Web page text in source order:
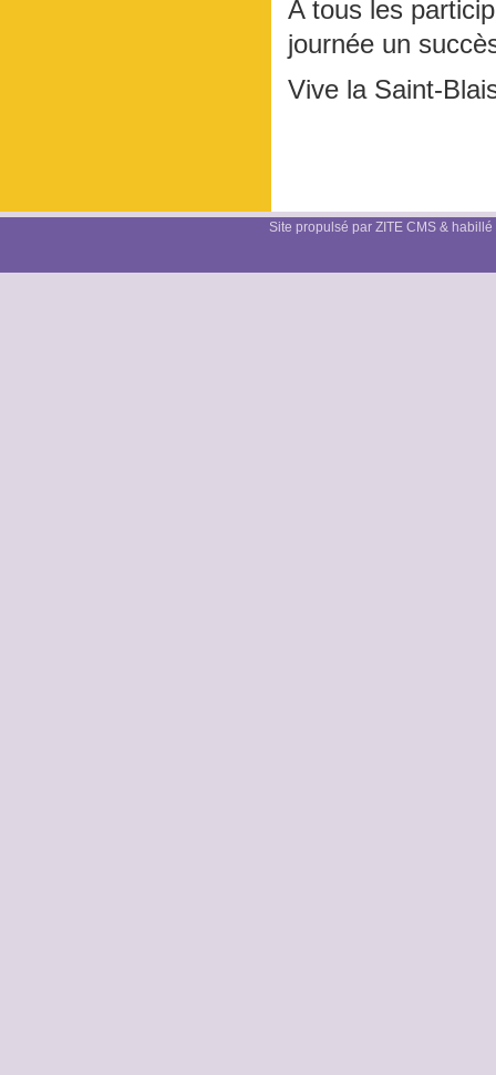
A tous les
journée un
Vive la Saint-
Site propulsé par ZITE CMS &